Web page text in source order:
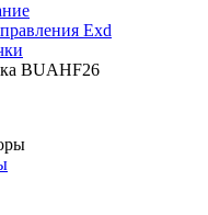
Exd
BUAHF26